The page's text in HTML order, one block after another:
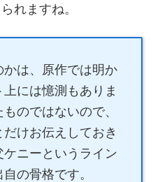
れますね。
かは、原作では明か
には憶測もありま
のではないので、
けお伝えしておき
ケニーというライン
の骨格です。